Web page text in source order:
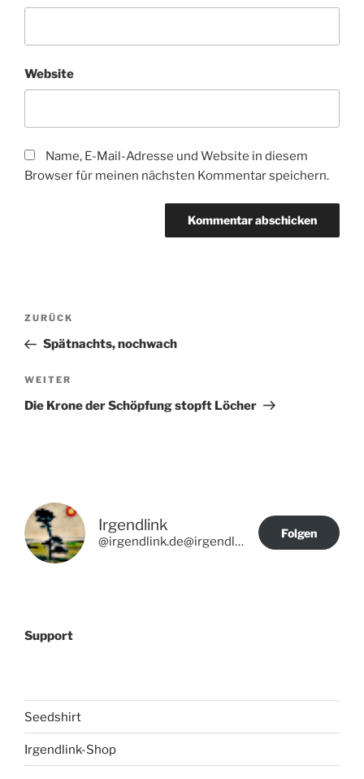
Website
Name, E-Mail-Adresse und Website in diesem
Browser für meinen nächsten Kommentar speichern.
Beitragsnavigation
Vorheriger
Beitrag
ZURÜCK
Spätnachts, nochwach
Nächster
Beitrag
WEITER
Die Krone der Schöpfung stopft Löcher
Irgendlink
@irgendlink.de@irgendlink.de
Folgen
Support
Seedshirt
Irgendlink-Shop